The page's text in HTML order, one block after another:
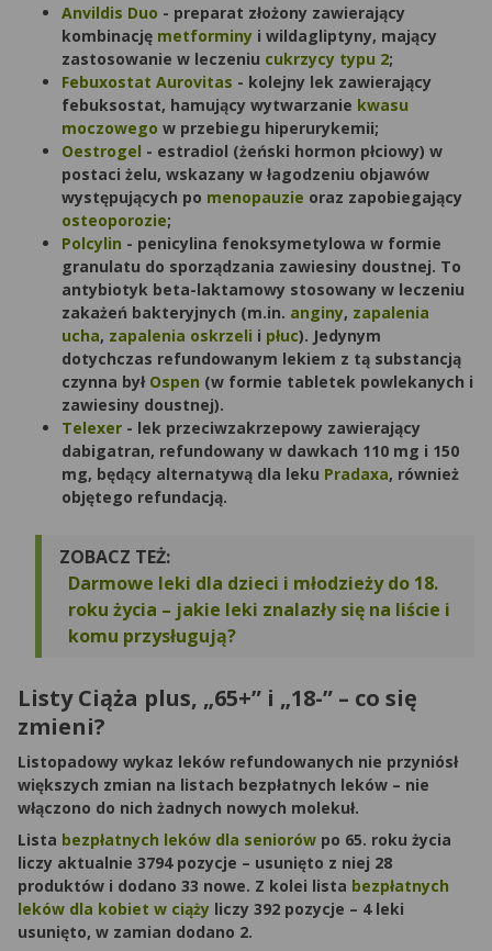
Anvildis Duo - preparat złożony zawierający
kombinację metforminy i wildagliptyny, mający
zastosowanie w leczeniu cukrzycy typu 2;
Febuxostat Aurovitas - kolejny lek zawierający
febuksostat, hamujący wytwarzanie kwasu
moczowego w przebiegu hiperurykemii;
Oestrogel - estradiol (żeński hormon płciowy) w
postaci żelu, wskazany w łagodzeniu objawów
występujących po menopauzie oraz zapobiegający
osteoporozie;
Polcylin - penicylina fenoksymetylowa w formie
granulatu do sporządzania zawiesiny doustnej. To
antybiotyk beta-laktamowy stosowany w leczeniu
zakażeń bakteryjnych (m.in. anginy, zapalenia
ucha, zapalenia oskrzeli i płuc). Jedynym
dotychczas refundowanym lekiem z tą substancją
czynna był Ospen (w formie tabletek powlekanych i
zawiesiny doustnej).
Telexer - lek przeciwzakrzepowy zawierający
dabigatran, refundowany w dawkach 110 mg i 150
mg, będący alternatywą dla leku Pradaxa, również
objętego refundacją.
ZOBACZ TEŻ:
Darmowe leki dla dzieci i młodzieży do 18.
roku życia – jakie leki znalazły się na liście i
komu przysługują?
Listy Ciąża plus, „65+” i „18-” – co się
zmieni?
Listopadowy wykaz leków refundowanych nie przyniósł
większych zmian na listach bezpłatnych leków – nie
włączono do nich żadnych nowych molekuł.
Lista bezpłatnych leków dla seniorów po 65. roku życia
liczy aktualnie 3794 pozycje – usunięto z niej 28
produktów i dodano 33 nowe. Z kolei lista bezpłatnych
leków dla kobiet w ciąży liczy 392 pozycje – 4 leki
usunięto, w zamian dodano 2.